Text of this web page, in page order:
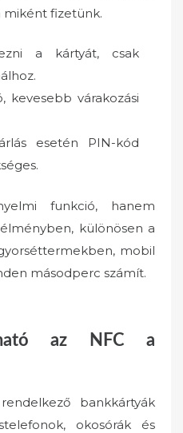
miként fizetünk.
a kártyát, csak
kevesebb várakozási
esetén PIN-kód
funkció, hanem
különösen a
mobil
másodperc számít.
az NFC a
bankkártyák
okosórák és